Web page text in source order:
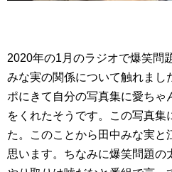
2020年の1月のラジオで爆笑問
みな実の関係について触れまし
ポにきて自分の写真集に愛ちゃ
をくれたそうです。この写真集
た。このことから田中みな実と
思います。ちなみに爆笑問題の